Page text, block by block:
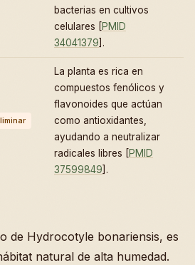
bacterias en cultivos
celulares [PMID
34041379].
La planta es rica en
compuestos fenólicos y
flavonoides que actúan
como antioxidantes,
ayudando a neutralizar
radicales libres [PMID
37599849].
de Hydrocotyle bonariensis, es
natural de alta humedad.